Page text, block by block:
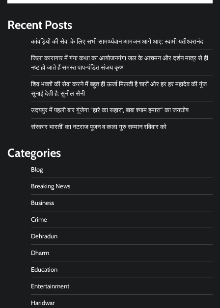
Recent Posts
कांवड़ियों की सेवा के लिए सभी सामर्थ्यवान आमजन आगे आए: स्वामी यतीश्वरानंद
जिला कारागार में गंगा कथा का आयोजनगंगा जल के आचमन और दर्शन मात्र से ही
नष्ट हो जाते हैं समस्त पाप-पंडित संजय कृष्ण
शिव भक्तों की सेवा करने मैं बहुत ही ऊर्जा मिलती है चारों ओर हर हर महादेव की गूंज
सुनाई देती है: सुनील सैनी
उदयपुर में पहली बार गूंजेगा “हारे का सहारा, बाबा श्याम हमारा” का जयघोष
संस्कार भारती’ का नटराज पूजन व कला गुरु सम्मान रविवार को
Categories
Blog
Breaking News
Business
Crime
Dehradun
Dharm
Education
Entertainment
Haridwar